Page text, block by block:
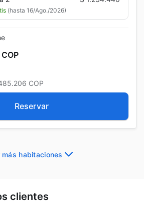
(hasta 16/Ago./2026)
COP
COP
Reservar
más habitaciones
clientes